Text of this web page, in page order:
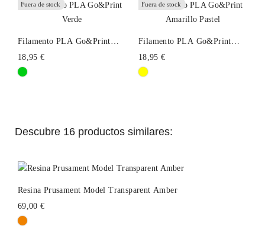
Fuera de stock
Filamento PLA Go&Print
18,95 €
Fuera de stock
Filamento PLA Go&Print
18,95 €
Descubre 16 productos similares:
Resina Prusament Model Transparent Amber
69,00 €